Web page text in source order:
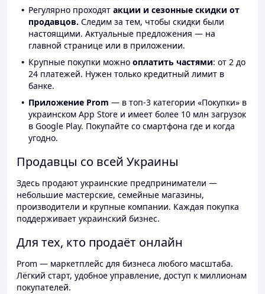
Регулярно проходят акции и сезонные скидки от
продавцов. Следим за тем, чтобы скидки были
настоящими. Актуальные предложения — на
главной странице или в приложении.
Крупные покупки можно оплатить частями: от 2 до
24 платежей. Нужен только кредитный лимит в
банке.
Приложение Prom — в топ-3 категории «Покупки» в
украинском App Store и имеет более 10 млн загрузок
в Google Play. Покупайте со смартфона где и когда
угодно.
Продавцы со всей Украины
Здесь продают украинские предприниматели —
небольшие мастерские, семейные магазины,
производители и крупные компании. Каждая покупка
поддерживает украинский бизнес.
Для тех, кто продаёт онлайн
Prom — маркетплейс для бизнеса любого масштаба.
Лёгкий старт, удобное управление, доступ к миллионам
покупателей.